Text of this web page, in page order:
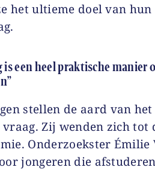
het ultieme doel van
een heel praktische manier
stellen de aard van
Zij wenden zich tot
Onderzoekster Émilie
jongeren die